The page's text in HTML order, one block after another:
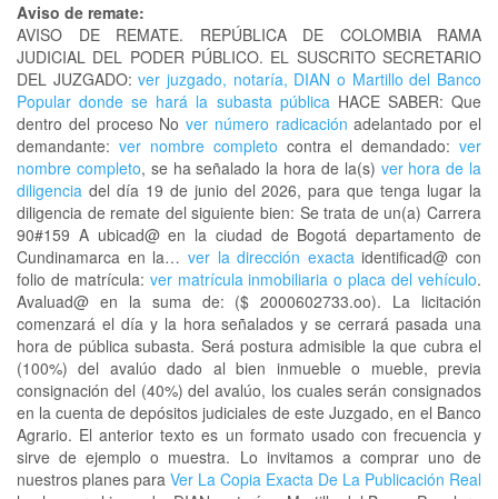
Aviso de remate:
AVISO DE REMATE. REPÚBLICA DE COLOMBIA RAMA
JUDICIAL DEL PODER PÚBLICO. EL SUSCRITO SECRETARIO
DEL JUZGADO: ver juzgado, notaría, DIAN o Martillo del Banco
Popular donde se hará la subasta públicaHACE SABER: Que
dentro del proceso Nover número radicación adelantado por el
demandante: ver nombre completo contra el demandado: ver
nombre completo, se ha señalado la hora de la(s) ver hora de la
diligencia del día 19 de junio del 2026, para que tenga lugar la
diligencia de remate del siguiente bien: Se trata de un(a) Carrera
90#159 A ubicad@ en la ciudad de Bogotá departamento de
Cundinamarca en la… ver la dirección exactaidentificad@ con
folio de matrícula: ver matrícula inmobiliaria o placa del vehículo.
Avaluad@ en la suma de: ($ 2000602733.oo). La licitación
comenzará el día y la hora señalados y se cerrará pasada una
hora de pública subasta. Será postura admisible la que cubra el
(100%) del avalúo dado al bien inmueble o mueble, previa
consignación del (40%) del avalúo, los cuales serán consignados
en la cuenta de depósitos judiciales de este Juzgado, en el Banco
Agrario. El anterior texto es un formato usado con frecuencia y
sirve de ejemplo o muestra. Lo invitamos a comprar uno de
nuestros planes para Ver La Copia Exacta De La Publicación Real